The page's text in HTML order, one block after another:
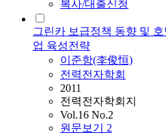
복사/대출신청
그린카 보급정책 동향 및
업 육성전략
이준항(李俊恒)
전력전자학회
2011
전력전자학회지
Vol.16 No.2
원문보기 2